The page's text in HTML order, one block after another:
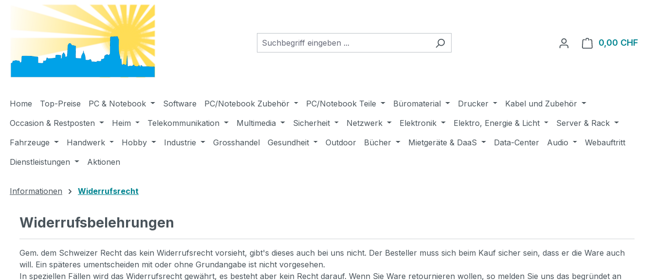
Hauptinhalt springen
Zur Suche springen
Zur Hauptnavigation springen
0,00 CHF
Home Top-Preise PC & Notebook Software PC/Notebook Zubehör PC/Notebook Teile Büromaterial Drucker
Kabel und Zubehör
Occasion & Restposten
Heim Telekommunikation Multimedia Sicherheit Netzwerk Elektronik Elektro, Energie & Licht
Server & Rack
Fahrzeuge
Handwerk Hobby Industrie Grosshandel Gesundheit Outdoor Bücher Mietgeräte & DaaS Data-Center Audio
Webauftritt
Dienstleistungen
Aktionen
Informationen Widerrufsrecht
Widerrufsbelehrungen
Gem. dem Schweizer Recht das kein Widerrufsrecht vorsieht, gibt's dieses auch bei uns nicht. Der Besteller muss sich beim Kauf sicher sein, dass er die Ware auch
will. Ein späteres umentscheiden mit oder ohne Grundangabe ist nicht vorgesehen.
In speziellen Fällen wird das Widerrufsrecht gewährt, es besteht aber kein Recht darauf. Wenn Sie Ware retournieren wollen, so melden Sie uns das begründet an